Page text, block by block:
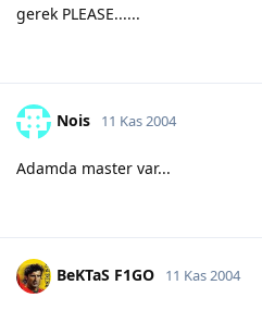
gerek PLEASE......
Nois 11 Kas 2004
Adamda master var...
BeKTaS F1GO 11 Kas 2004